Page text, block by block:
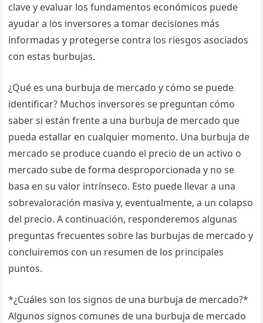
clave y evaluar los fundamentos económicos puede
ayudar a los inversores a tomar decisiones más
informadas y protegerse contra los riesgos asociados
con estas burbujas.
¿Qué es una burbuja de mercado y cómo se puede
identificar? Muchos inversores se preguntan cómo
saber si están frente a una burbuja de mercado que
pueda estallar en cualquier momento. Una burbuja de
mercado se produce cuando el precio de un activo o
mercado sube de forma desproporcionada y no se
basa en su valor intrínseco. Esto puede llevar a una
sobrevaloración masiva y, eventualmente, a un colapso
del precio. A continuación, responderemos algunas
preguntas frecuentes sobre las burbujas de mercado y
concluiremos con un resumen de los principales
puntos.
*¿Cuáles son los signos de una burbuja de mercado?*
Algunos signos comunes de una burbuja de mercado